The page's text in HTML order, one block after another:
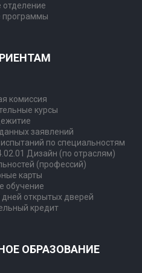
отделение
программы
комиссия
курсы
заявлений
по специальностям
Дизайн (по отраслям)
(профессий)
карты
обучение
открытых дверей
кредит
ОБРАЗОВАНИЕ